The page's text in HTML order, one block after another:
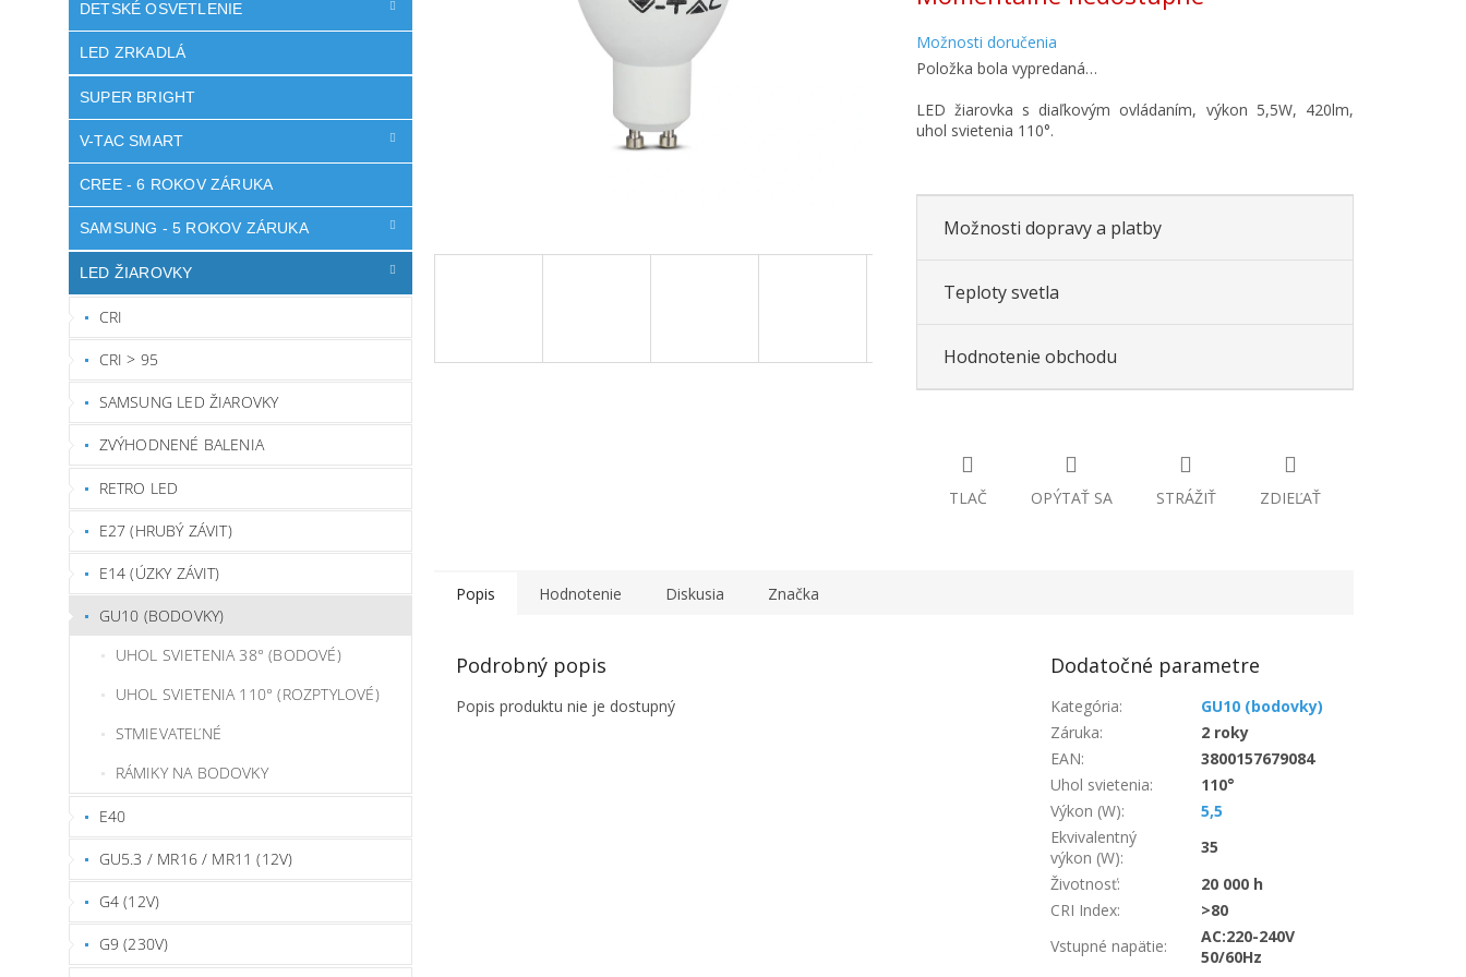
DETSKÉ OSVETLENIE
LED ZRKADLÁ
SUPER BRIGHT
V-TAC SMART
CREE - 6 ROKOV ZÁRUKA
SAMSUNG - 5 ROKOV ZÁRUKA
LED ŽIAROVKY
CRI
CRI > 95
SAMSUNG LED ŽIAROVKY
ZVÝHODNENÉ BALENIA
RETRO LED
E27 (HRUBÝ ZÁVIT)
E14 (ÚZKY ZÁVIT)
GU10 (BODOVKY)
UHOL SVIETENIA 38° (BODOVÉ)
UHOL SVIETENIA 110° (ROZPTYLOVÉ)
STMIEVATEĽNÉ
RÁMIKY NA BODOVKY
E40
GU5.3 / MR16 / MR11 (12V)
G4 (12V)
G9 (230V)
Možnosti doručenia
Položka bola vypredaná…
LED žiarovka s diaľkovým ovládaním, výkon 5,5W, 420lm,
uhol svietenia 110°.
Možnosti dopravy a platby
Teploty svetla
Hodnotenie obchodu
TLAČ OPÝTAŤ SA STRÁŽIŤ ZDIEĽAŤ
Popis Hodnotenie Diskusia Značka
Podrobný popis
Popis produktu nie je dostupný
Dodatočné parametre
Kategória:
GU10 (bodovky)
Záruka:
2 roky
EAN:
3800157679084
Uhol svietenia:
110°
Výkon (W):
5,5
Ekvivalentný
výkon (W):
35
Životnosť:
20 000 h
CRI Index:
>80
Vstupné napätie:
AC:220-240V
50/60Hz